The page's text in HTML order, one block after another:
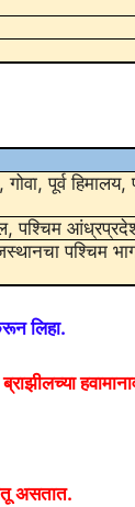
पूर्व हिमालय,
पश्चिम
पश्चिम
लिहा.
असतात.